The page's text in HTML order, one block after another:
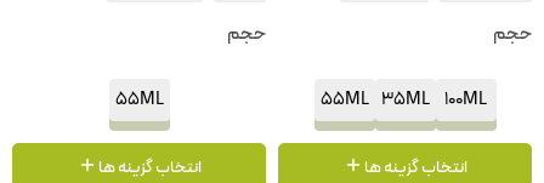
حجم
100ML
35ML
55ML
انتخاب گزینه ها
حجم
55ML
انتخاب گزینه ها